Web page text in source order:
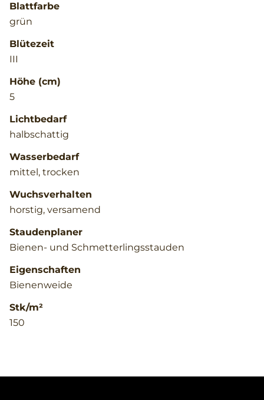
Blattfarbe
grün
Blütezeit
III
Höhe (cm)
5
Lichtbedarf
halbschattig
Wasserbedarf
mittel, trocken
Wuchsverhalten
horstig, versamend
Staudenplaner
Bienen- und Schmetterlingsstauden
Eigenschaften
Bienenweide
Stk/m²
150